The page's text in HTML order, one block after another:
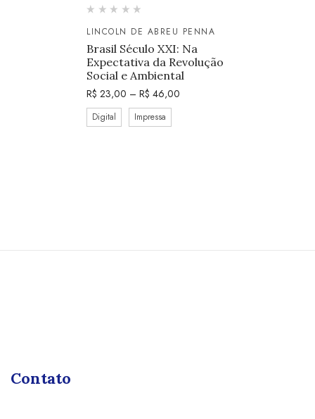
LINCOLN DE ABREU PENNA
Brasil Século XXI: Na
Expectativa da Revolução
Social e Ambiental
R$ 23,00 – R$ 46,00
Digital Impressa
Contato